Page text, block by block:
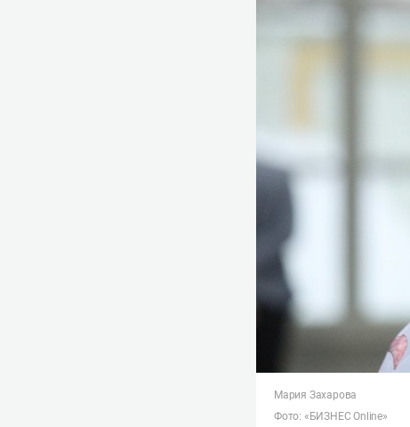
Мария Захарова
Фото: «БИЗНЕС Online»